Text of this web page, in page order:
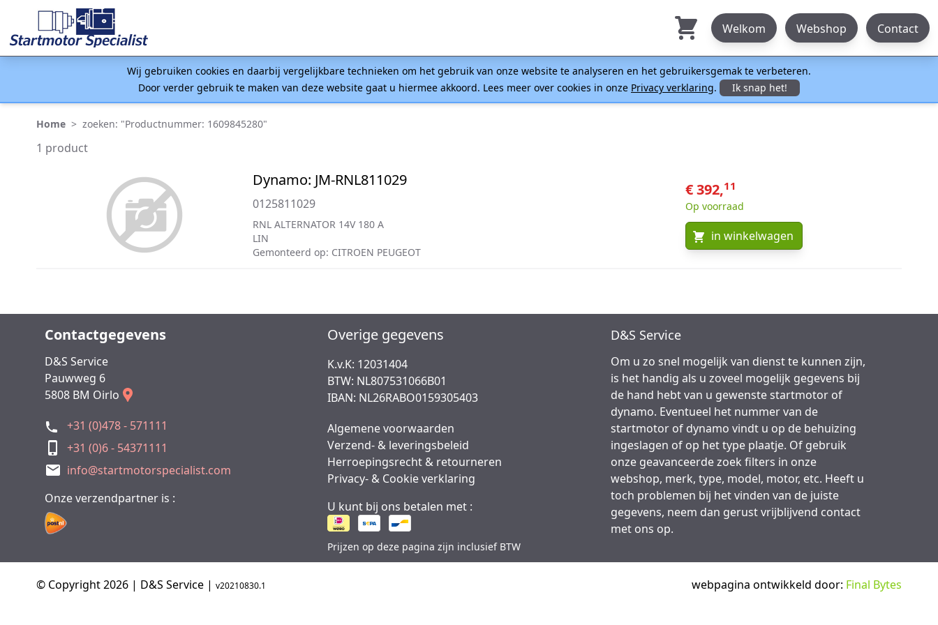
Welkom Webshop Contact
Wij gebruiken cookies en daarbij vergelijkbare technieken om het gebruik van onze website te analyseren en het gebruikersgemak te verbeteren.
Door verder gebruik te maken van deze website gaat u hiermee akkoord. Lees meer over cookies in onze Privacy verklaring. Ik snap het!
Home > zoeken: "Productnummer: 1609845280"
1 product
Dynamo: JM-RNL811029
0125811029
RNL ALTERNATOR 14V 180 A
LIN
Gemonteerd op: CITROEN PEUGEOT
€ 392,11
Op voorraad
in winkelwagen
Contactgegevens
D&S Service
Pauwweg 6
5808 BM Oirlo
+31 (0)478 - 571111
+31 (0)6 - 54371111
info@startmotorspecialist.com
Onze verzendpartner is :
Overige gegevens
K.v.K: 12031404
BTW: NL807531066B01
IBAN: NL26RABO0159305403
Algemene voorwaarden
Verzend- & leveringsbeleid
Herroepingsrecht & retourneren
Privacy- & Cookie verklaring
U kunt bij ons betalen met :
Prijzen op deze pagina zijn inclusief BTW
D&S Service
Om u zo snel mogelijk van dienst te kunnen zijn,
is het handig als u zoveel mogelijk gegevens bij
de hand hebt van u gewenste startmotor of
dynamo. Eventueel het nummer van de
startmotor of dynamo vindt u op de behuizing
ingeslagen of op het type plaatje. Of gebruik
onze geavanceerde zoek filters in onze
webshop, merk, type, model, motor, etc. Heeft u
toch problemen bij het vinden van de juiste
gegevens, neem dan gerust vrijblijvend contact
met ons op.
© Copyright 2026 | D&S Service | v20210830.1 webpagina ontwikkeld door: Final Bytes